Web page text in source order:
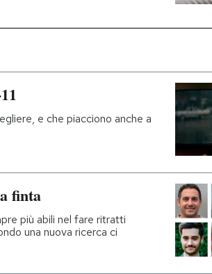
e che piacciono anche a
finta
più abili nel fare ritratti
una nuova ricerca ci